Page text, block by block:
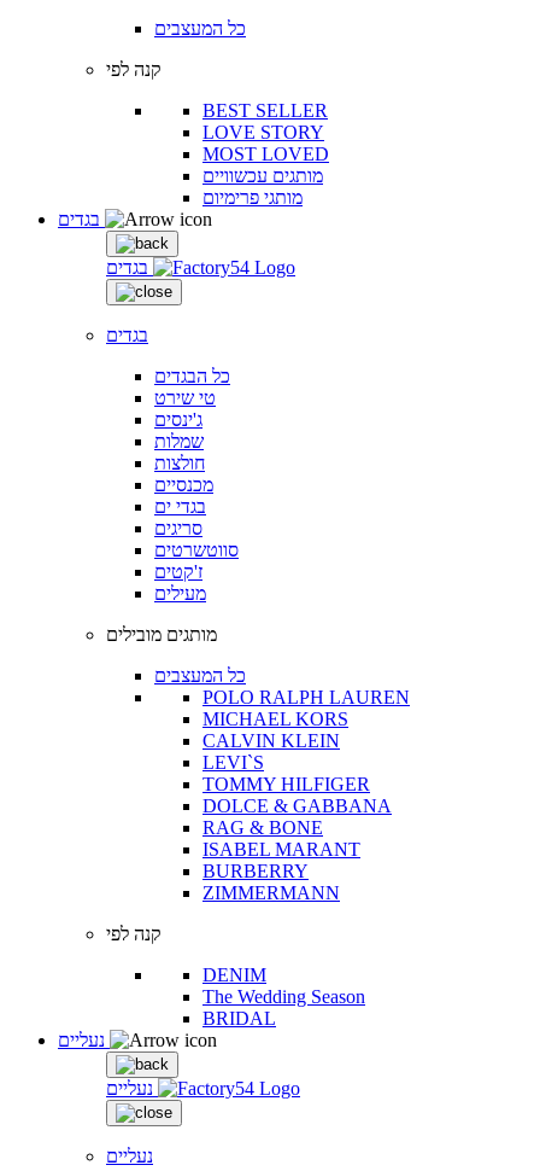
כל המעצבים
קנה לפי
BEST SELLER
LOVE STORY
MOST LOVED
מותגים עכשוויים
מותגי פרימיום
בגדים
בגדים
כל הבגדים
טי שירט
ג'ינסים
שמלות
חולצות
מכנסיים
בגדי ים
סריגים
סווטשרטים
ז'קטים
מעילים
מותגים מובילים
כל המעצבים
POLO RALPH LAUREN
MICHAEL KORS
CALVIN KLEIN
LEVI`S
TOMMY HILFIGER
DOLCE & GABBANA
RAG & BONE
ISABEL MARANT
BURBERRY
ZIMMERMANN
קנה לפי
DENIM
The Wedding Season
BRIDAL
נעליים
נעליים